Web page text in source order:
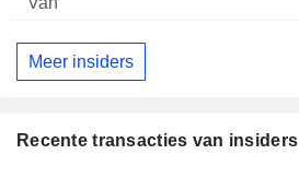
Meer insiders
Recente transacties van insiders